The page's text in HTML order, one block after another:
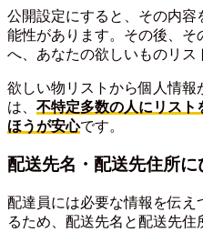
公開設定にすると、その内
能性があります。その後、
へ、あなたの欲しいものリス
欲しい物リストから個人情報
は、 不特定多数の人にリスト
ほうが安心です。
配送先名・配送先住所に
配達員には必要な情報を伝
るため、配送先名と配送先住